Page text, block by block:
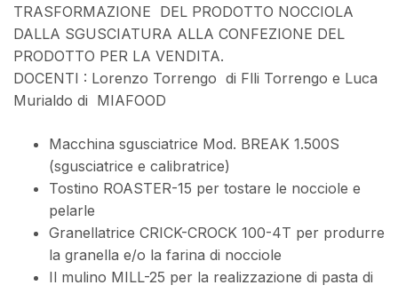
TRASFORMAZIONE DEL PRODOTTO NOCCIOLA
DALLA SGUSCIATURA ALLA CONFEZIONE DEL
PRODOTTO PER LA VENDITA.
DOCENTI : Lorenzo Torrengo di Flli Torrengo e Luca
Murialdo di MIAFOOD
Macchina sgusciatrice Mod. BREAK 1.500S
(sgusciatrice e calibratrice)
Tostino ROASTER-15 per tostare le nocciole e
pelarle
Granellatrice CRICK-CROCK 100-4T per produrre
la granella e/o la farina di nocciole
Il mulino MILL-25 per la realizzazione di pasta di